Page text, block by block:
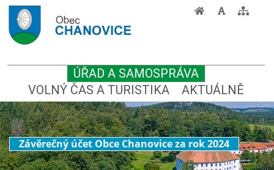
ÚŘAD A SAMOSPRÁVA
VOLNÝ ČAS A TURISTIKA
AKTUÁLNĚ
Závěrečný účet Obce Chanovice za rok 2024